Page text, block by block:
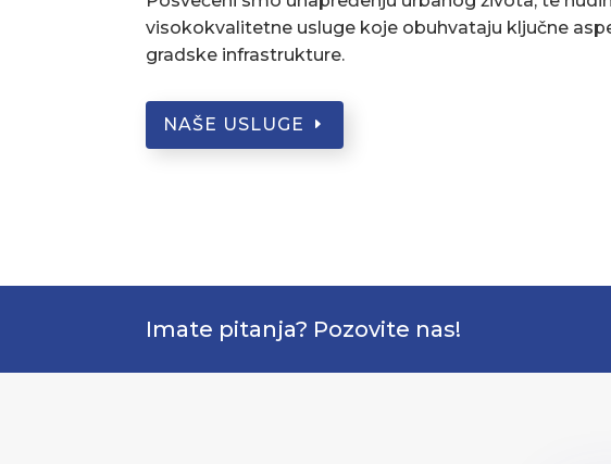
visokokvalitetne usluge koje obuhvataju ključne
gradske infrastrukture.
NAŠE USLUGE
Imate pitanja? Pozovite nas!